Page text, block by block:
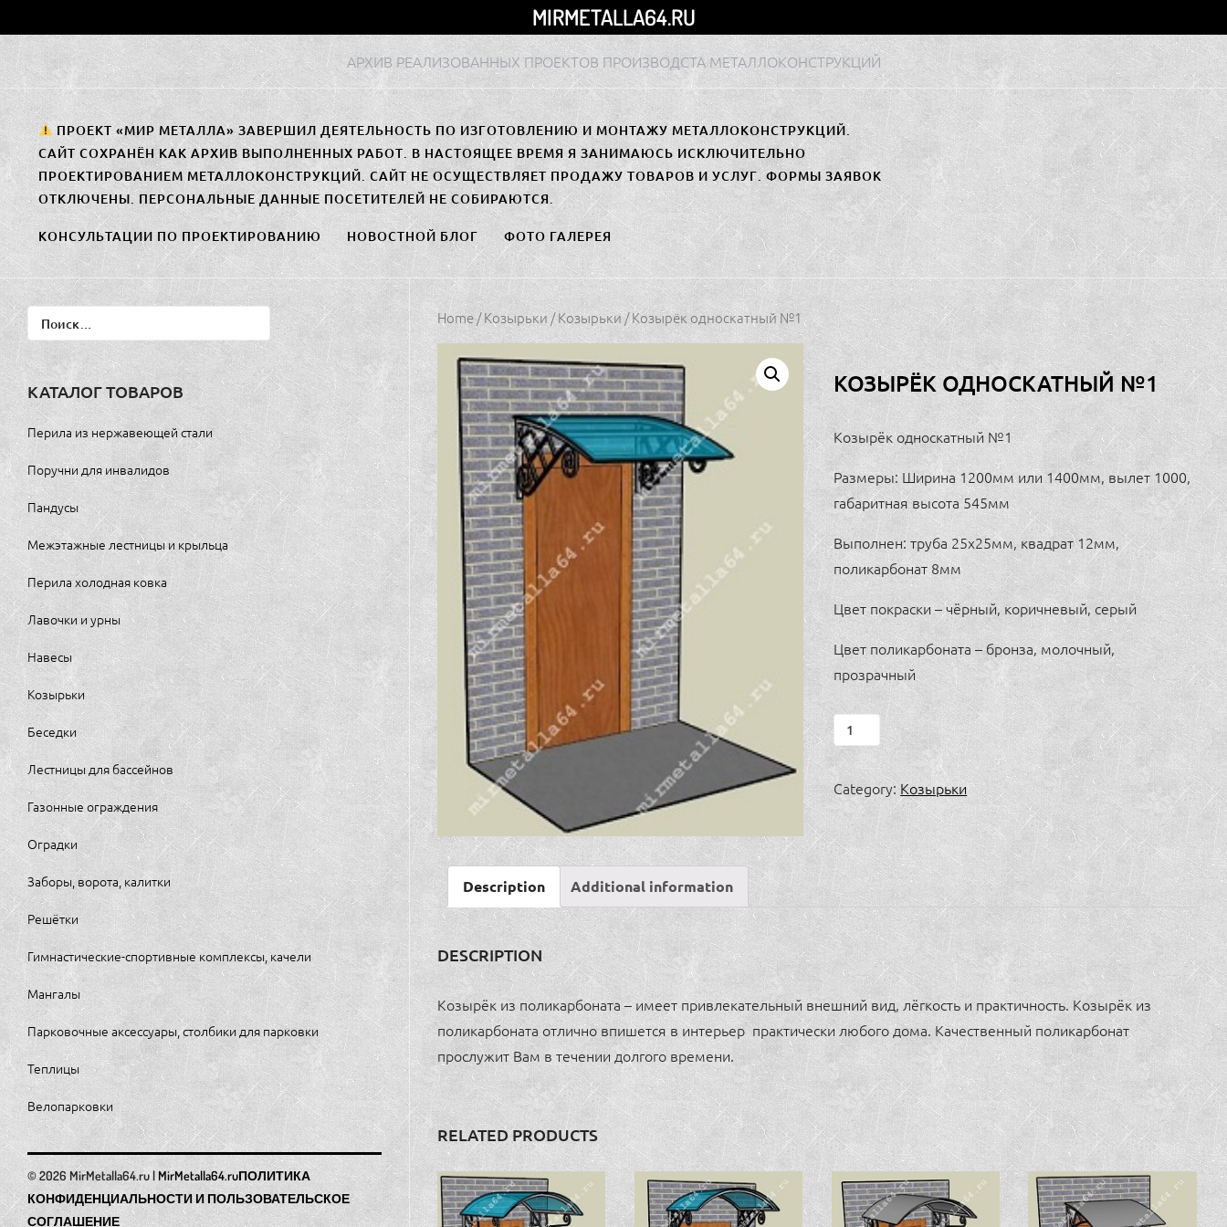
к
содержимому
MIRMETALLA64.RU
АРХИВ РЕАЛИЗОВАННЫХ ПРОЕКТОВ ПРОИЗВОДСТА МЕТАЛЛОКОНСТРУКЦИЙ
ПРОЕКТ «МИР МЕТАЛЛА» ЗАВЕРШИЛ ДЕЯТЕЛЬНОСТЬ ПО ИЗГОТОВЛЕНИЮ И МОНТАЖУ МЕТАЛЛОКОНСТРУКЦИЙ.
САЙТ СОХРАНЁН КАК АРХИВ ВЫПОЛНЕННЫХ РАБОТ. В НАСТОЯЩЕЕ ВРЕМЯ Я ЗАНИМАЮСЬ ИСКЛЮЧИТЕЛЬНО
ПРОЕКТИРОВАНИЕМ МЕТАЛЛОКОНСТРУКЦИЙ. САЙТ НЕ ОСУЩЕСТВЛЯЕТ ПРОДАЖУ ТОВАРОВ И УСЛУГ. ФОРМЫ ЗАЯВОК
ОТКЛЮЧЕНЫ. ПЕРСОНАЛЬНЫЕ ДАННЫЕ ПОСЕТИТЕЛЕЙ НЕ СОБИРАЮТСЯ.
КОНСУЛЬТАЦИИ ПО ПРОЕКТИРОВАНИЮ НОВОСТНОЙ БЛОГ ФОТО ГАЛЕРЕЯ
Home/Козырьки /Козырьки/ Козырёк односкатный №1
КОЗЫРЁК ОДНОСКАТНЫЙ №1
Козырёк односкатный №1
Размеры: Ширина 1200мм или 1400мм, вылет 1000,
габаритная высота 545мм
Выполнен: труба 25х25мм, квадрат 12мм,
поликарбонат 8мм
Цвет покраски – чёрный, коричневый, серый
Цвет поликарбоната – бронза, молочный,
прозрачный
Козырёк
односкатный
№1
quantity
Category:Козырьки
Description Additional information
DESCRIPTION
Козырёк из поликарбоната – имеет привлекательный внешний вид, лёгкость и практичность. Козырёк из
поликарбоната отлично впишется в интерьер практически любого дома. Качественный поликарбонат
прослужит Вам в течении долгого времени.
RELATED PRODUCTS
Найти:
КАТАЛОГ ТОВАРОВ
Перила из нержавеющей стали
Поручни для инвалидов
Пандусы
Межэтажные лестницы и крыльца
Перила холодная ковка
Лавочки и урны
Навесы
Козырьки
Беседки
Лестницы для бассейнов
Газонные ограждения
Оградки
Заборы, ворота, калитки
Решётки
Гимнастические-спортивные комплексы, качели
Мангалы
Парковочные аксессуары, столбики для парковки
Теплицы
Велопарковки
MirMetalla64.ruПОЛИТИКА
КОНФИДЕНЦИАЛЬНОСТИ И ПОЛЬЗОВАТЕЛЬСКОЕ
СОГЛАШЕНИЕ